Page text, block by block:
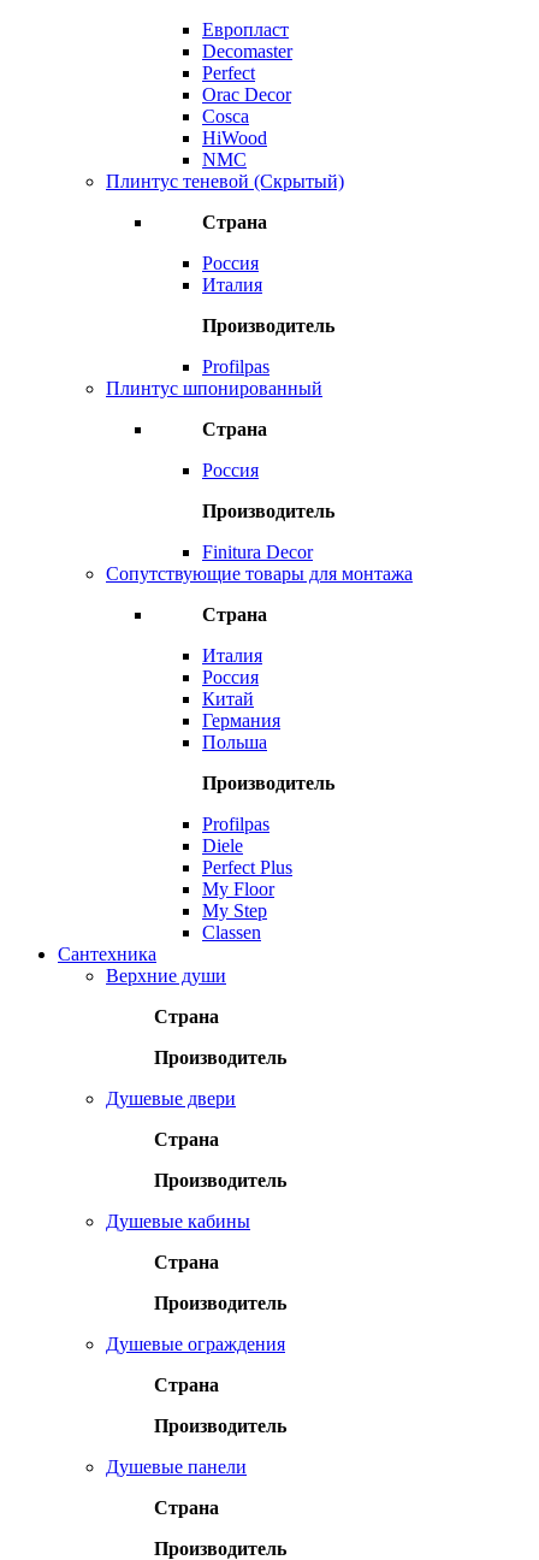
Европласт
Decomaster
Perfect
Orac Decor
Cosca
HiWood
NMC
Плинтус теневой (Скрытый)
Страна
Россия
Италия
Производитель
Profilpas
Плинтус шпонированный
Страна
Россия
Производитель
Finitura Decor
Сопутствующие товары для монтажа
Страна
Италия
Россия
Китай
Германия
Польша
Производитель
Profilpas
Diele
Perfect Plus
My Floor
My Step
Classen
Сантехника
Верхние души
Страна
Производитель
Душевые двери
Страна
Производитель
Душевые кабины
Страна
Производитель
Душевые ограждения
Страна
Производитель
Душевые панели
Страна
Производитель